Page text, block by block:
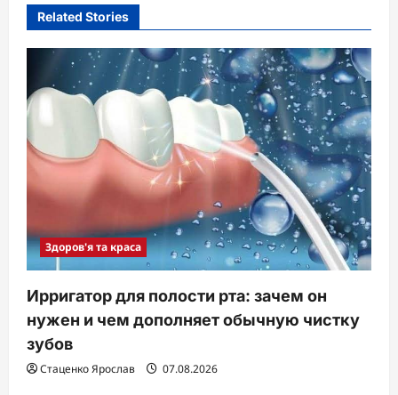
Related Stories
Здоров'я та краса
Ирригатор для полости рта: зачем он
нужен и чем дополняет обычную чистку
зубов
Стаценко Ярослав 07.08.2026